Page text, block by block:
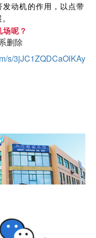
动机的作用，以点带
呢？
删除
s/3jJC1ZQDCaOlKAy